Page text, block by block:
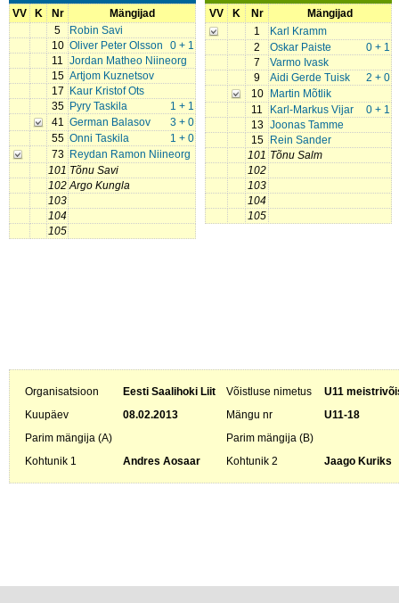
VV
K Nr
Mängijad
5
Robin Savi
10
0 + 1
Oliver Peter Olsson
11 Jordan Matheo Niineorg
15 Artjom Kuznetsov
17
Kaur Kristof Ots
35
1 + 1
Pyry Taskila
41
3 + 0
German Balasov
55
1 + 0
Onni Taskila
73
Reydan Ramon Niineorg
101 Tõnu Savi
102 Argo Kungla
103
104
105
VV
K Nr
Mängijad
1
Karl Kramm
2
0 + 1
Oskar Paiste
7
Varmo Ivask
9
2 + 0
Aidi Gerde Tuisk
10
Martin Mõtlik
11
0 + 1
Karl-Markus Vijar
13 Joonas Tamme
15
Rein Sander
101 Tõnu Salm
102
103
104
105
Organisatsioon Eesti Saalihoki Liit Võistluse nimetus
U11
Kuupäev
08.02.2013 Mängu nr
U11-18
Parim mängija (A)
Parim mängija (B)
Kohtunik 1
Andres Aosaar Kohtunik 2 Jaago Kuriks